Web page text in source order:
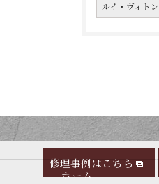
ルイ・ヴィトン
修理事例はこちら
ホーム